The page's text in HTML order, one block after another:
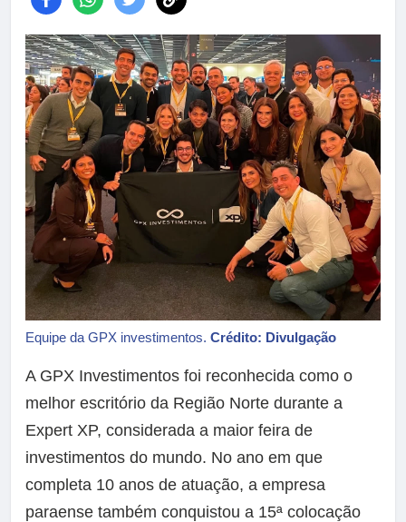
Equipe da GPX investimentos. Crédito: Divulgação
A GPX Investimentos foi reconhecida como o
melhor escritório da Região Norte durante a
Expert XP, considerada a maior feira de
investimentos do mundo. No ano em que
completa 10 anos de atuação, a empresa
paraense também conquistou a 15ª colocação